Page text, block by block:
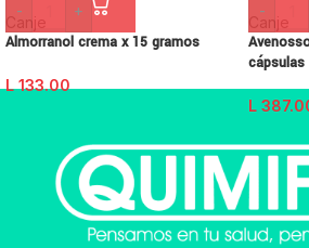
Canje
- +
Almorranol crema x 15 gramos
L133.00
Canje
-
cápsulas
L